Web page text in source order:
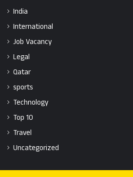
India
International
Job Vacancy
Legal
Qatar
sports
Technology
Top 10
Travel
Uncategorized